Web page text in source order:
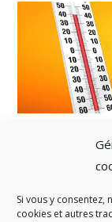
Si vous y
cookies et autres
A SAVOIR